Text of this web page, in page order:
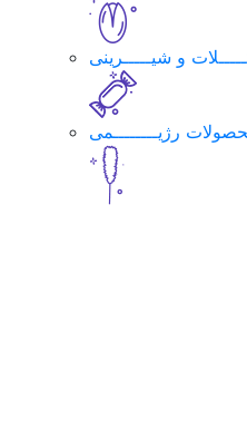
و شیـــــرینی
رژیــــــــمی